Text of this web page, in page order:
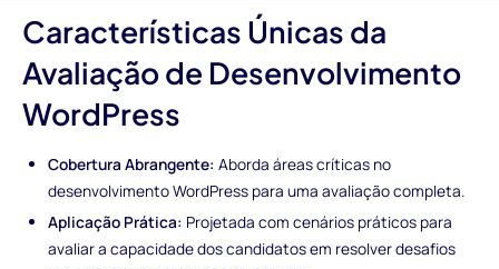
Características Únicas da
Avaliação de Desenvolvimento
WordPress
Cobertura Abrangente: Aborda áreas críticas no
desenvolvimento WordPress para uma avaliação completa.
Aplicação Prática: Projetada com cenários práticos para
avaliar a capacidade dos candidatos em resolver desafios